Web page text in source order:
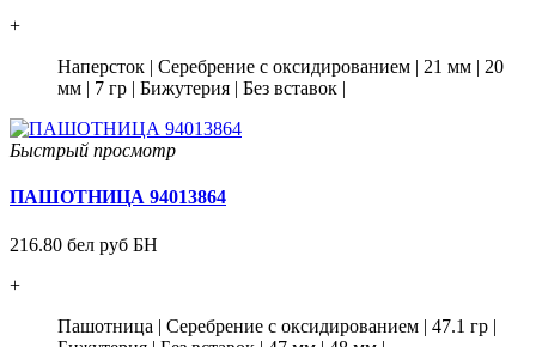
+
Наперсток | Серебрение с оксидированием | 21 мм | 20
мм | 7 гр | Бижутерия | Без вставок |
Быстрый просмотр
ПАШОТНИЦА 94013864
216.80 бел руб БН
+
Пашотница | Серебрение с оксидированием | 47.1 гр |